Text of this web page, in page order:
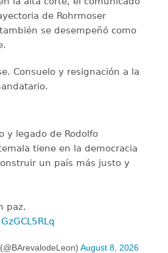
de Rohrmoser
se desempeñó como
Consuelo y resignación a la
y legado de Rodolfo
tiene en la democracia
un país más justo y
paz.
August 8, 2026